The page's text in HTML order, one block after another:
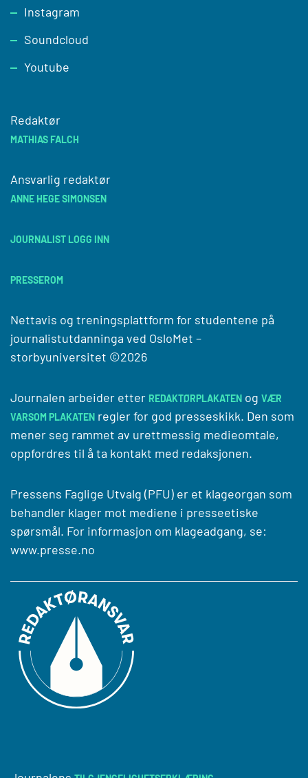
Instagram
Soundcloud
Youtube
Redaktør
MATHIAS FALCH
Ansvarlig redaktør
ANNE HEGE SIMONSEN
JOURNALIST LOGG INN
PRESSEROM
Nettavis og treningsplattform for studentene på
journalistutdanninga ved OsloMet –
storbyuniversitet ©2026
Journalen arbeider etter REDAKTØRPLAKATEN og VÆR
VARSOM PLAKATEN regler for god presseskikk. Den som
mener seg rammet av urettmessig medieomtale,
oppfordres til å ta kontakt med redaksjonen.
Pressens Faglige Utvalg (PFU) er et klageorgan som
behandler klager mot mediene i presseetiske
spørsmål. For informasjon om klageadgang, se:
www.presse.no